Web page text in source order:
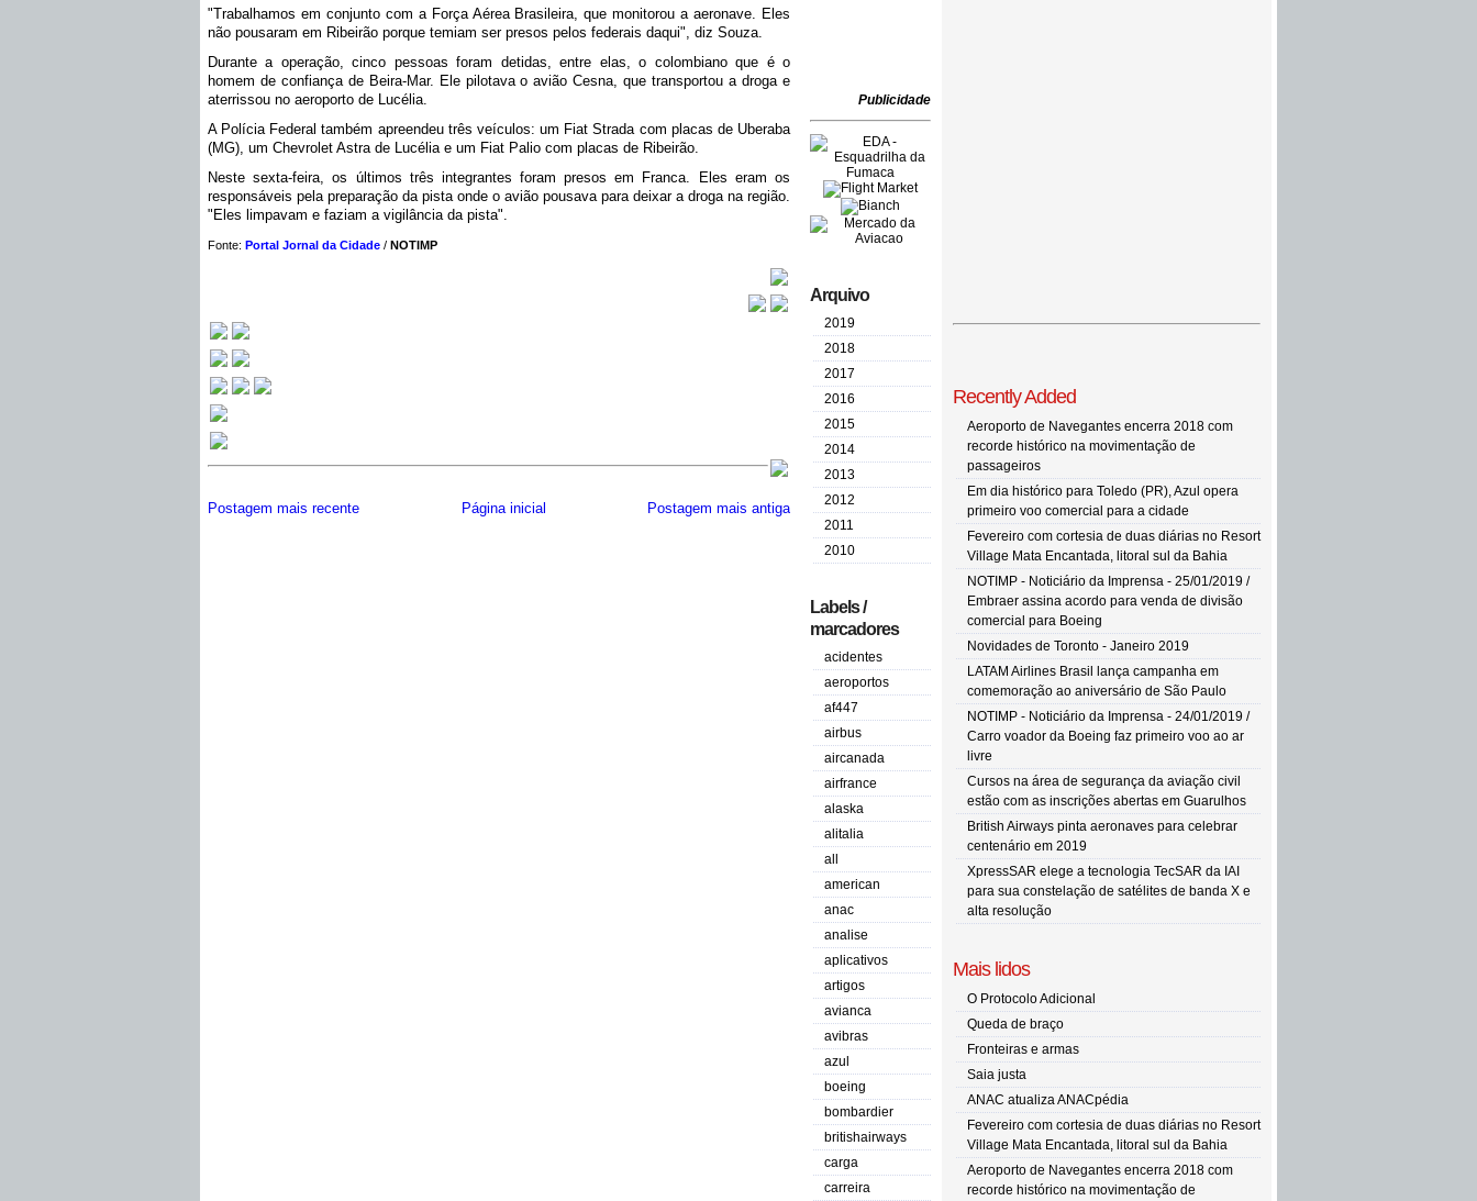
"Trabalhamos em conjunto com a Força Aérea Brasileira, que monitorou a aeronave. Eles
não pousaram em Ribeirão porque temiam ser presos pelos federais daqui", diz Souza.
Durante a operação, cinco pessoas foram detidas, entre elas, o colombiano que é o
homem de confiança de Beira-Mar. Ele pilotava o avião Cesna, que transportou a droga e
aterrissou no aeroporto de Lucélia.
A Polícia Federal também apreendeu três veículos: um Fiat Strada com placas de Uberaba
(MG), um Chevrolet Astra de Lucélia e um Fiat Palio com placas de Ribeirão.
Neste sexta-feira, os últimos três integrantes foram presos em Franca. Eles eram os
responsáveis pela preparação da pista onde o avião pousava para deixar a droga na região.
"Eles limpavam e faziam a vigilância da pista".
Fonte: Portal Jornal da Cidade / NOTIMP
Postagem mais recente Postagem mais antiga
Página inicial
Publicidade
Arquivo
2019
2018
2017
2016
2015
2014
2013
2012
2011
2010
Labels /
marcadores
acidentes
aeroportos
af447
airbus
aircanada
airfrance
alaska
alitalia
all
american
anac
analise
aplicativos
artigos
avianca
avibras
azul
boeing
bombardier
britishairways
carga
carreira
Recently Added
Aeroporto de Navegantes encerra 2018 com
recorde histórico na movimentação de
passageiros
Em dia histórico para Toledo (PR), Azul opera
primeiro voo comercial para a cidade
Fevereiro com cortesia de duas diárias no Resort
Village Mata Encantada, litoral sul da Bahia
NOTIMP - Noticiário da Imprensa - 25/01/2019 /
Embraer assina acordo para venda de divisão
comercial para Boeing
Novidades de Toronto - Janeiro 2019
LATAM Airlines Brasil lança campanha em
comemoração ao aniversário de São Paulo
NOTIMP - Noticiário da Imprensa - 24/01/2019 /
Carro voador da Boeing faz primeiro voo ao ar
livre
Cursos na área de segurança da aviação civil
estão com as inscrições abertas em Guarulhos
British Airways pinta aeronaves para celebrar
centenário em 2019
XpressSAR elege a tecnologia TecSAR da IAI
para sua constelação de satélites de banda X e
alta resolução
Mais lidos
O Protocolo Adicional
Queda de braço
Fronteiras e armas
Saia justa
ANAC atualiza ANACpédia
Fevereiro com cortesia de duas diárias no Resort
Village Mata Encantada, litoral sul da Bahia
Aeroporto de Navegantes encerra 2018 com
recorde histórico na movimentação de